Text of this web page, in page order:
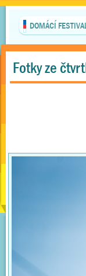
DOMÁCÍ
Fotky ze